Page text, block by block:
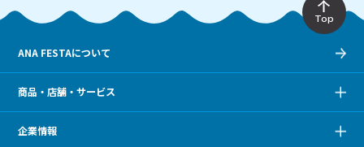
Top
ANA FESTAについて
商品・店舗・サービス
企業情報